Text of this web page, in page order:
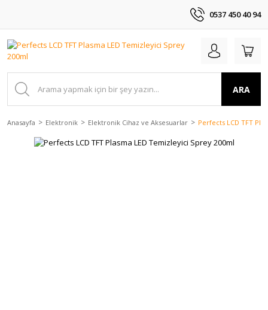
0537 450 40 94
ARA
Anasayfa Elektronik Elektronik Cihaz ve Aksesuarlar Perfects LCD TFT